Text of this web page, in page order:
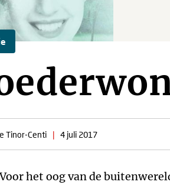
Tinor-Centi | 4 juli 2017
het oog van de